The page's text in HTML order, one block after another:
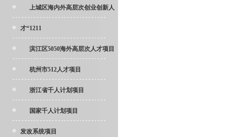
上城区海内外高层次创业创新人
才“1211
滨江区5050海外高层次人才项目
杭州市512人才项目
浙江省千人计划项目
国家千人计划项目
发改系统项目